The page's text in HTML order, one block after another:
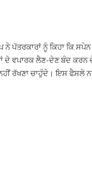
ਪੱਤਰਕਾਰਾਂ ਨੂੰ ਕਿਹਾ ਕਿ
ਦੇ ਵਪਾਰਕ ਲੈਣ-ਦੇਣ ਬੰਦ
ਰੱਖਣਾ ਚਾਹੁੰਦੇ। ਇਸ ਫੈਸਲੇ